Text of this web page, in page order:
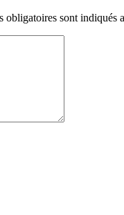
obligatoires sont indiqués